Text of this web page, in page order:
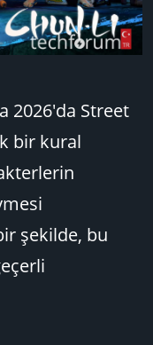
2026'da Street
bir kural
şekilde, bu